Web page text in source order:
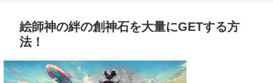
絵師神の絆の創神石を大量にGETする方
法！